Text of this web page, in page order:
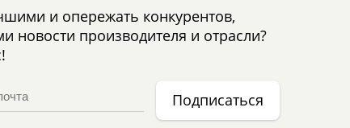
и опережать конкурентов,
новости производителя и отрасли?
Подписаться